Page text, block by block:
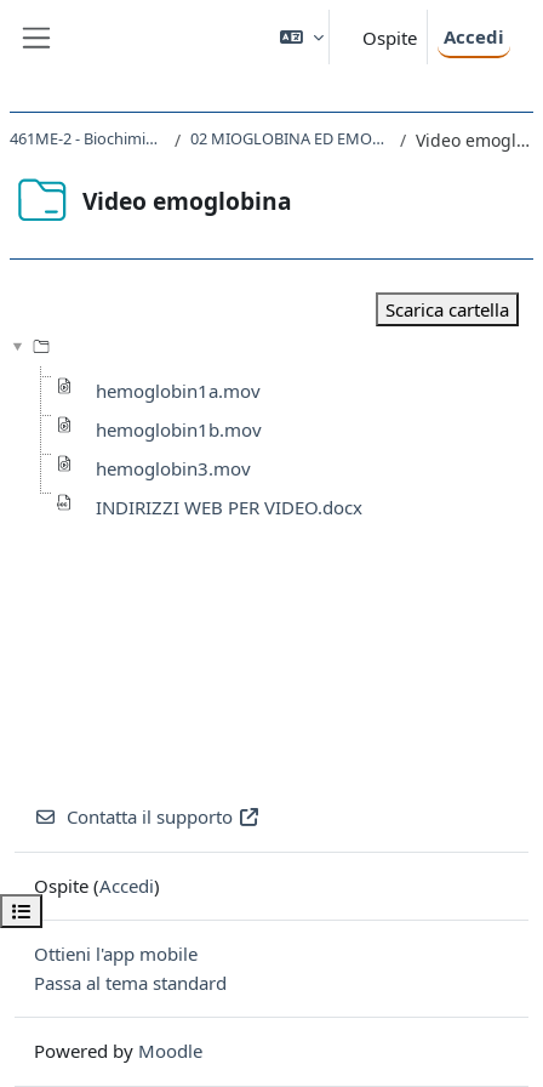
Ospite Accedi
Apri indice del corso
461ME-2 - Biochimica 2020 02 MIOGLOBINA ED EMOGLOBINA Video emoglobina
Video emoglobina
Scarica cartella
hemoglobin1a.mov
hemoglobin1b.mov
hemoglobin3.mov
INDIRIZZI WEB PER VIDEO.docx
Contatta il supporto
Ospite (Accedi)
Ottieni l'app mobile
Passa al tema standard
Powered by Moodle